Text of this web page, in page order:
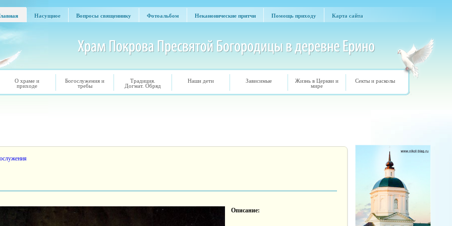
Насущное Вопросы священнику Фотоальбом Неканонические притчи Помощь приходу Карта сайта
О храме и
приходе
Богослужения и
требы
Традиция.
Догмат. Обряд
Наши дети Зависимые
Жизнь в Церкви и
мире
Секты и расколы
Описание: